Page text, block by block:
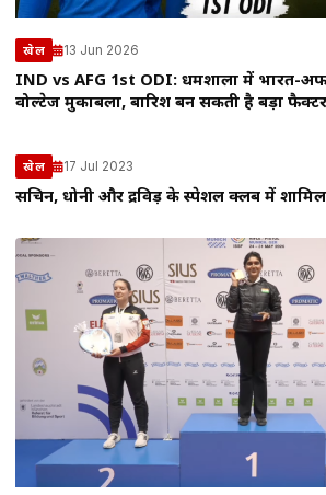
खेल 13 Jun 2026
IND vs AFG 1st ODI: धर्मशाला में भारत-
वोल्टेज मुकाबला, बारिश बन सकती है बड़ा फैक्टर
खेल 17 Jul 2023
सचिन, धोनी और द्रविड़ के स्पेशल क्लब में शामिल